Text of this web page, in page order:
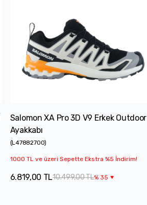
Salomon XA Pro 3D V9 Erkek Outdoor
Ayakkabı
(L47882700)
1000 TL ve üzeri Sepette Ekstra %5 İndirim!
10.499,00 TL% 35
6.819,00 TL